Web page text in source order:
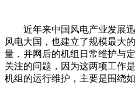
近年来中国风电产业发展迅
风电大国，也建立了规模最大
量，并网后的机组日常维护与
关注的问题，因为这两项工作
机组的运行维护，主要是围绕